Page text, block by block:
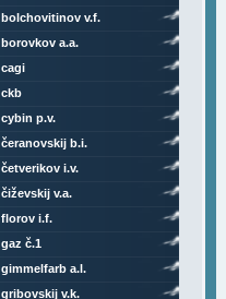
bolchovitinov v.f.
borovkov a.a.
cagi
ckb
cybin p.v.
čeranovskij b.i.
četverikov i.v.
čiževskij v.a.
florov i.f.
gaz č.1
gimmelfarb a.l.
gribovskij v.k.